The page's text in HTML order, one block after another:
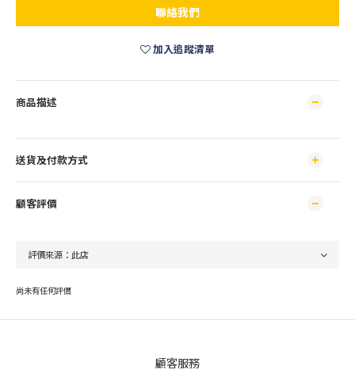
聯絡我們
加入追蹤清單
商品描述
送貨及付款方式
顧客評價
尚未有任何評價
顧客服務